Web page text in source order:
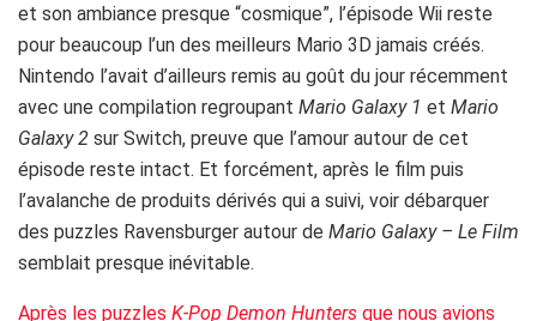
et son ambiance presque “cosmique”, l’épisode Wii reste
pour beaucoup l’un des meilleurs Mario 3D jamais créés.
Nintendo l’avait d’ailleurs remis au goût du jour récemment
avec une compilation regroupant Mario Galaxy 1 et Mario
Galaxy 2 sur Switch, preuve que l’amour autour de cet
épisode reste intact. Et forcément, après le film puis
l’avalanche de produits dérivés qui a suivi, voir débarquer
des puzzles Ravensburger autour de Mario Galaxy – Le Film
semblait presque inévitable.
Après les puzzles K-Pop Demon Hunters que nous avions